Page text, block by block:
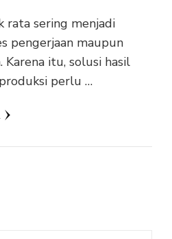
rata sering menjadi
pengerjaan maupun
Karena itu, solusi hasil
perlu …